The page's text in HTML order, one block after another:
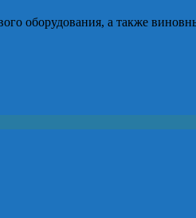
оборудования, а также